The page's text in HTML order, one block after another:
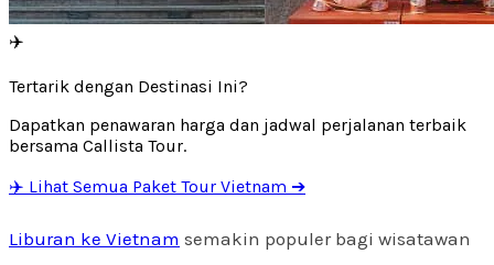
✈️
Tertarik dengan Destinasi Ini?
Dapatkan penawaran harga dan jadwal perjalanan terbaik
bersama Callista Tour.
✈️ Lihat Semua Paket Tour Vietnam ➔
Liburan ke Vietnam semakin populer bagi wisatawan